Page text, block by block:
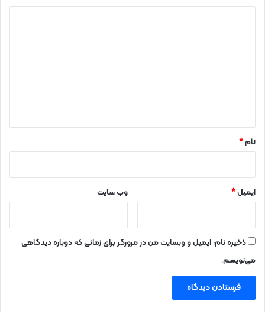
نام*
ایمیل* وب‌ سایت
ذخیره نام، ایمیل و وبسایت من در مرورگر برای زمانی که دوباره دیدگاهی
می‌نویسم.